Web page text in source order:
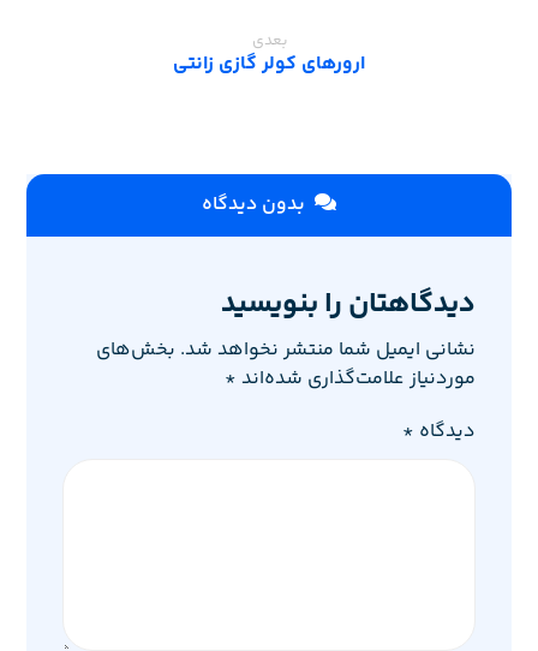
بعدی
ارورهای کولر گازی زانتی
بدون دیدگاه
دیدگاهتان را بنویسید
نشانی ایمیل شما منتشر نخواهد شد. بخش‌های
موردنیاز علامت‌گذاری شده‌اند *
دیدگاه *